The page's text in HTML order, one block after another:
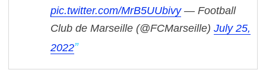
pic.twitter.com/MrB5UUbivy — Football
Club de Marseille (@FCMarseille) July 25,
2022